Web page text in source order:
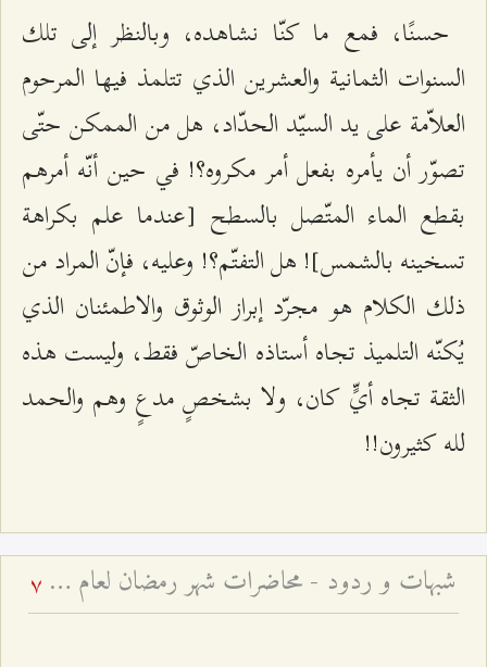
حسنًا، فمع ما كنّا نشاهده، وبالنظر إلى تلك
السنوات الثمانية والعشرين الذي تتلمذ فيها المرحوم
العلاّمة على يد السيّد الحدّاد، هل من الممكن حتّى
تصوّر أن يأمره بفعل أمر مكروه؟! في حين أنّه أمرهم
بقطع الماء المتّصل بالسطح [عندما علم بكراهة
تسخينه بالشمس]! هل التفتّم؟! وعليه، فإنّ المراد من
ذلك الكلام هو مجرّد إبراز الوثوق والاطمئنان الذي
يُكنّه التلميذ تجاه أستاذه الخاصّ فقط، وليست هذه
الثقة تجاه أيٍّ كان، ولا بشخصٍ مدعٍ وهم والحمد
لله كثيرون!!
شبهات و ردود - محاضرات شهر رمضان لعام ۱٤۳٩ هـ ق – الجلسة الرابعة 7